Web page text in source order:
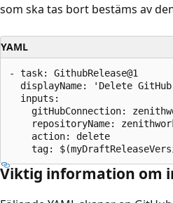
som ska tas bort bestäms av
YAML
- task: GithubRelease@1
displayName: 'Delete GitHub
  inputs:
gitHubConnection:
repositoryName:
    action: delete
Viktig information om